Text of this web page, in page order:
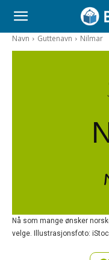
Navn Guttenavn Nilmar
Nå som mange ønsker
velge. Illustrasjonsfoto: